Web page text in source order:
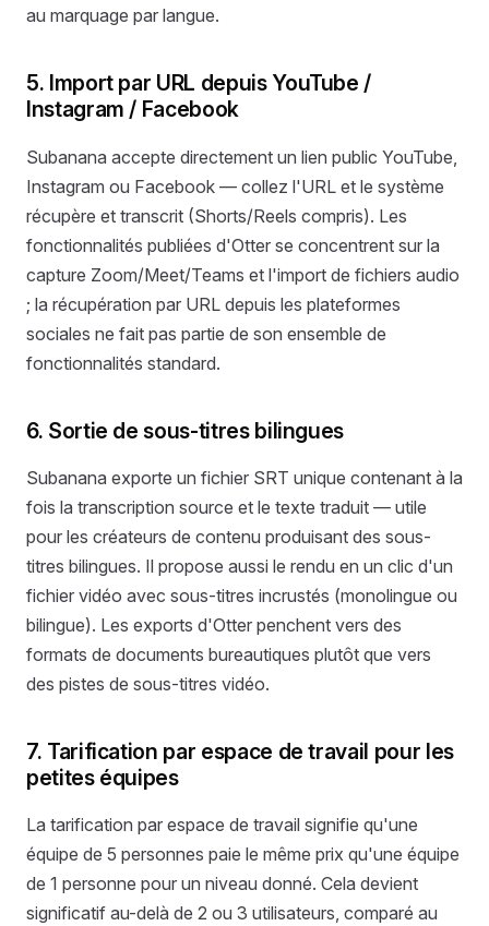
au marquage par langue.
5. Import par URL depuis YouTube /
Instagram / Facebook
Subanana accepte directement un lien public YouTube,
Instagram ou Facebook — collez l'URL et le système
récupère et transcrit (Shorts/Reels compris). Les
fonctionnalités publiées d'Otter se concentrent sur la
capture Zoom/Meet/Teams et l'import de fichiers audio
; la récupération par URL depuis les plateformes
sociales ne fait pas partie de son ensemble de
fonctionnalités standard.
6. Sortie de sous-titres bilingues
Subanana exporte un fichier SRT unique contenant à la
fois la transcription source et le texte traduit — utile
pour les créateurs de contenu produisant des sous-
titres bilingues. Il propose aussi le rendu en un clic d'un
fichier vidéo avec sous-titres incrustés (monolingue ou
bilingue). Les exports d'Otter penchent vers des
formats de documents bureautiques plutôt que vers
des pistes de sous-titres vidéo.
7. Tarification par espace de travail pour les
petites équipes
La tarification par espace de travail signifie qu'une
équipe de 5 personnes paie le même prix qu'une équipe
de 1 personne pour un niveau donné. Cela devient
significatif au-delà de 2 ou 3 utilisateurs, comparé au